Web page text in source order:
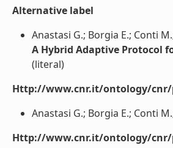
Alternative label
Anastasi G.; Borgia E.; Conti
A Hybrid Adaptive Protocol
(literal)
Http://www.cnr.it/ontology/
Anastasi G.; Borgia E.; Conti
Http://www.cnr.it/ontology/